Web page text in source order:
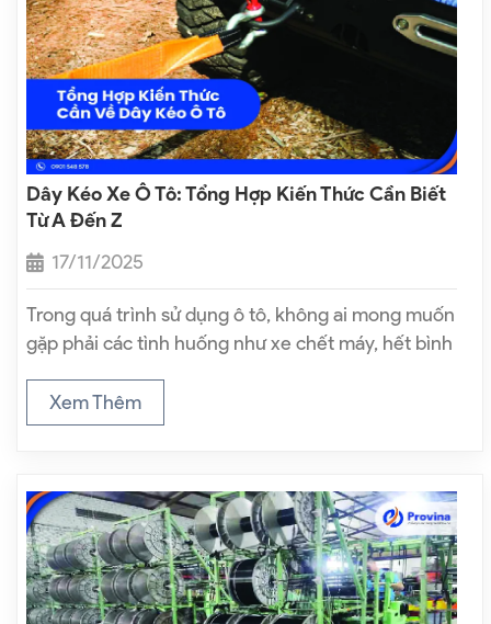
Dây Kéo Xe Ô Tô: Tổng Hợp Kiến Thức Cần Biết
Từ A Đến Z
17/11/2025
Trong quá trình sử dụng ô tô, không ai mong muốn
gặp phải các tình huống như xe chết máy, hết bình
Tuy nhiên, đây là những sự cố hoàn…
Xem Thêm